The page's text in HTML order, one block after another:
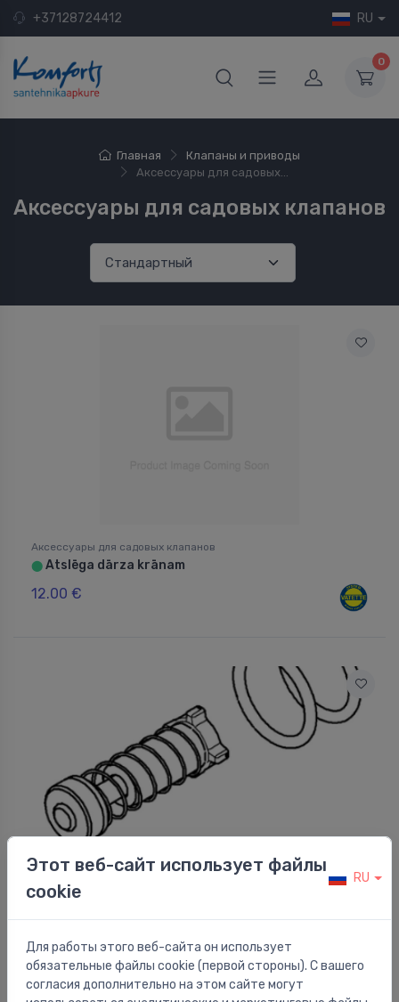
+37128724412 RU
0
Главная
Клапаны и приводы
Аксессуары для садовых...
Аксессуары для садовых клапанов
Аксессуары для садовых клапанов
⬤ Atslēga dārza krānam
12.00 €
Аксессуары для садовых клапанов
Этот веб-сайт использует файлы
cookie
RU
Для работы этого веб-сайта он использует
обязательные файлы cookie (первой стороны). С вашего
согласия дополнительно на этом сайте могут